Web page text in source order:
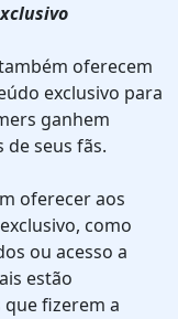
oferecem
exclusivo para
ganhem
seus fãs.
oferecer aos
como
ou acesso a
estão
fizerem a